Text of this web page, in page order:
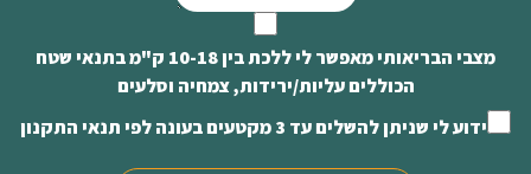
מצבי הבריאותי מאפשר לי ללכת בין 10-18 ק"מ בתנאי שטח
הכוללים עליות/ירידות, צמחיה וסלעים
ידוע לי שניתן להשלים עד 3 מקטעים בעונה לפי תנאי התקנון